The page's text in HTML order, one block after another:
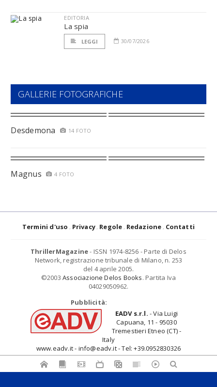
EDITORIA
La spia
LEGGI 30/07/2026
GALLERIE FOTOGRAFICHE
Desdemona 14 FOTO
Magnus 4 FOTO
Termini d'uso Privacy Regole Redazione Contatti
ThrillerMagazine- ISSN 1974-8256 - Parte di Delos
Network, registrazione tribunale di Milano, n. 253
del 4 aprile 2005.
©2003 Associazione Delos Books. Partita Iva
04029050962.
Pubblicità:
EADV s.r.l. - Via Luigi
Capuana, 11 - 95030
Tremestieri Etneo (CT) -
Italy
www.eadv.it - info@eadv.it - Tel: +39.0952830326